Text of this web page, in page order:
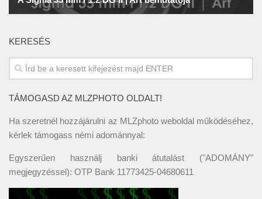
KERESÉS
TÁMOGASD AZ MLZPHOTO OLDALT!
Ha szeretnél hozzájárulni az MLZphoto weboldal működéséhez,
kérlek támogass némi adománnyal:
Egyszerűen használj banki átutalást ("ADOMÁNY"
megjegyzéssel): OTP Bank 11773425-04680611